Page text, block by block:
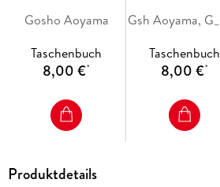
Gosho Aoyama
Taschenbuch
8,00 €*
Taschenbuch
8,00 €*
Produktdetails